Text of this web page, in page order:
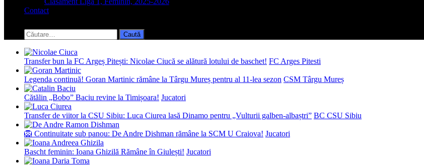
Contact
search
form
Caută
după:
Transfer bun la FC Argeș Pitești: Nicolae Ciucă se alătură lotului de baschet! FC Arges Pitesti
Legenda continuă! Goran Martinic rămâne la Târgu Mureș pentru al 11-lea sezon CSM Târgu Mureș
Cătălin „Bobo” Baciu revine la Timișoara! Jucatori
Transfer de viitor la CSU Sibiu: Luca Ciurea lasă Dinamo pentru „Vulturii galben-albaștri” BC CSU Sibiu
🦁 Continuitate sub panou: De Andre Dishman rămâne la SCM U Craiova! Jucatori
Bascht feminin: Ioana Ghizilă Rămâne în Giulești! Jucatori